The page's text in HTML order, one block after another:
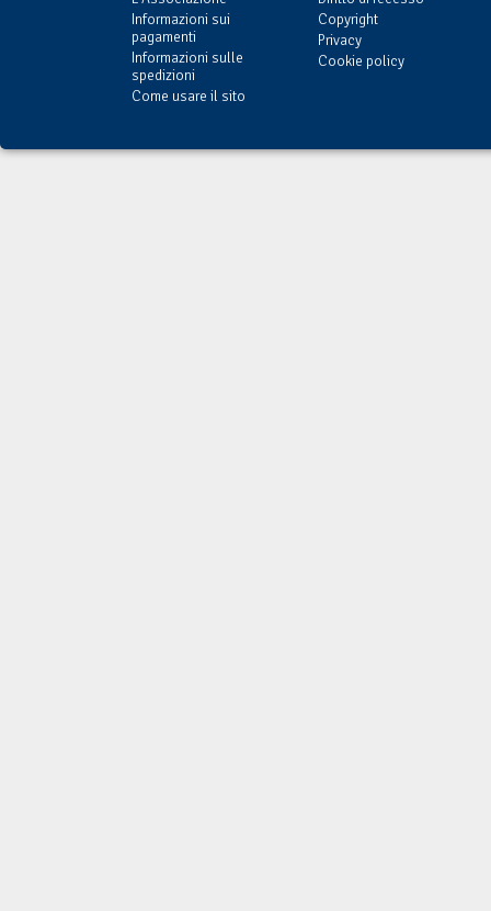
Informazioni sui
pagamenti
Informazioni sulle
spedizioni
Come usare il sito
Copyright
Privacy
Cookie policy